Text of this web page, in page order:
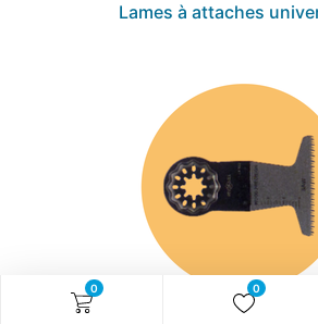
0 0
Lames à attaches